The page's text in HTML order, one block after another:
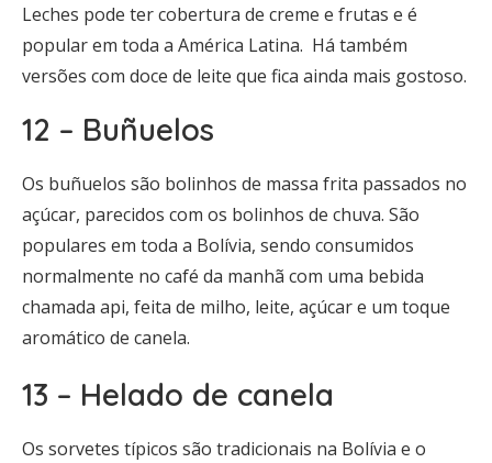
Leches pode ter cobertura de creme e frutas e é
popular em toda a América Latina. Há também
versões com doce de leite que fica ainda mais gostoso.
12 – Buñuelos
Os buñuelos são bolinhos de massa frita passados no
açúcar, parecidos com os bolinhos de chuva. São
populares em toda a Bolívia, sendo consumidos
normalmente no café da manhã com uma bebida
chamada api, feita de milho, leite, açúcar e um toque
aromático de canela.
13 – Helado de canela
Os sorvetes típicos são tradicionais na Bolívia e o